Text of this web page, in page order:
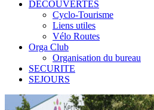
DECOUVERTES
Cyclo-Tourisme
Liens utiles
Vélo Routes
Orga Club
Organisation du bureau
SECURITE
SEJOURS